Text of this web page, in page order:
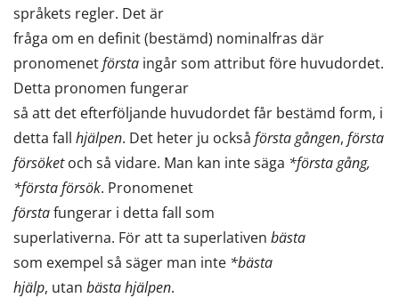
språkets regler. Det är
fråga om en definit (bestämd) nominalfras där
pronomenetförsta ingår som attribut före huvudordet.
Detta pronomen fungerar
så att det efterföljande huvudordet får bestämd form, i
detta fall hjälpen. Det heter ju också första gången, första
försöketoch så vidare. Man kan inte säga *första gång,
*första försök. Pronomenet
förstafungerar i detta fall som
superlativerna. För att ta superlativen bästa
som exempel så säger man inte *bästa
hjälp, utan bästa hjälpen.